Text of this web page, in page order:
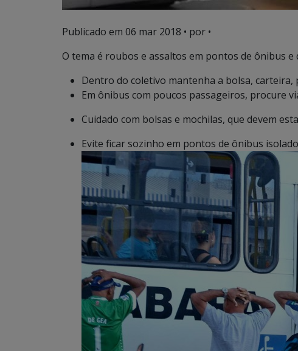
Publicado em 06 mar 2018 • por •
O tema é roubos e assaltos em pontos de ônibus e
Dentro do coletivo mantenha a bolsa,
Em ônibus com poucos passageiros, procure
Cuidado com bolsas e mochilas, que devem
Evite ficar sozinho em pontos de ônibus